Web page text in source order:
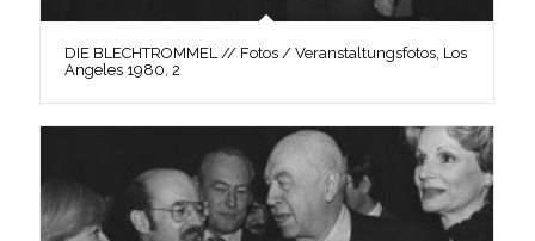
DIE BLECHTROMMEL // Fotos / Veranstaltungsfotos, Los
Angeles 1980, 2